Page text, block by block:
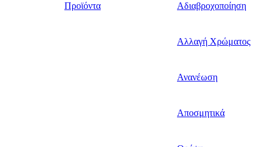
Προϊόντα Αδιαβροχοποίηση
Αλλαγή Χρώματος
Ανανέωση
Αποσμητικά